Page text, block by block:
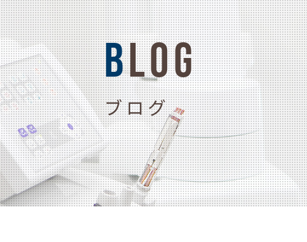
BLOG
ブログ